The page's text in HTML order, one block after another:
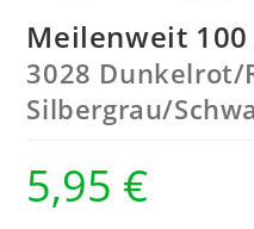
Meilenweit
3028 Dunkelrot/
Silbergrau/
5,95 €